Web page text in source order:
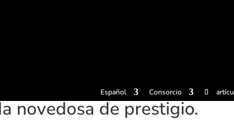
Español Consorcio
novedosa de prestigio.